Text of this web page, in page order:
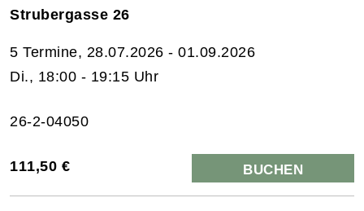
Strubergasse 26
5 Termine, 28.07.2026 - 01.09.2026
Di., 18:00 - 19:15 Uhr
26-2-04050
111,50 € BUCHEN